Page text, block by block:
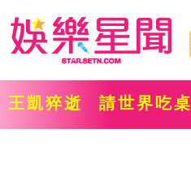
王凱猝逝 請世界吃桌